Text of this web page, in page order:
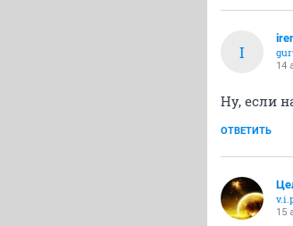
I
14
Ну, если
ОТВЕТИТЬ
15